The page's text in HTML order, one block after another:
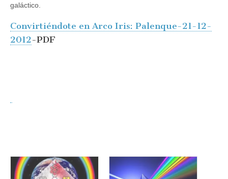
galáctico.
Convirtiéndote en Arco Iris: Palenque-21-12-
2012-PDF